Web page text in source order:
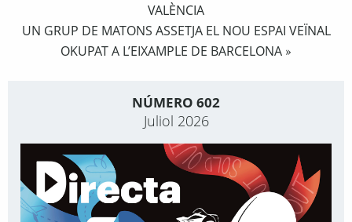
VALÈNCIA
UN GRUP DE MATONS ASSETJA EL NOU ESPAI VEÏNAL
OKUPAT A L’EIXAMPLE DE BARCELONA »
NÚMERO 602
Juliol 2026